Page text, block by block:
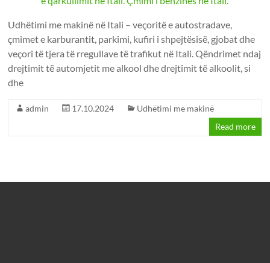
Udhëtimi me makinë në Itali – veçoritë e autostradave,
çmimet e karburantit, parkimi, kufiri i shpejtësisë, gjobat dhe
veçori të tjera të rregullave të trafikut në Itali. Qëndrimet ndaj
drejtimit të automjetit me alkool dhe drejtimit të alkoolit, si
dhe
admin 17.10.2024
Udhëtimi me makinë
Read more